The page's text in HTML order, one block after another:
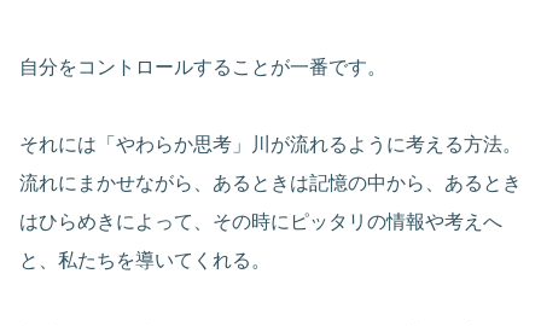
自分をコントロールすることが一番です。
それには「やわらか思考」川が流れるように考える方法。
流れにまかせながら、あるときは記憶の中から、あるとき
はひらめきによって、その時にピッタリの情報や考えへ
と、私たちを導いてくれる。